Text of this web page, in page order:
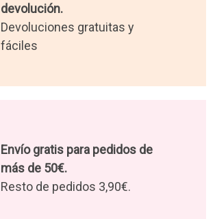
devolución.
Devoluciones gratuitas y
fáciles
Envío gratis para pedidos de
más de 50€.
Resto de pedidos 3,90€.